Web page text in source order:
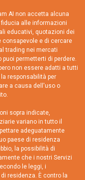
AI non accetta alcuna
alle informazioni
educativi, quotazioni dei
consapevole e di cercare
trading nei mercati
permetterti di perdere.
non essere adatti a tutti
responsabilità per
a causa dell'uso o
sopra indicate,
variano in tutto il
adeguatamente
paese di residenza
la possibilità di
che i nostri Servizi
le leggi, i
residenza. È contro la